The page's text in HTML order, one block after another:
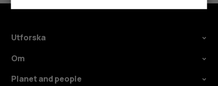
Utforska
Om
Planet and people